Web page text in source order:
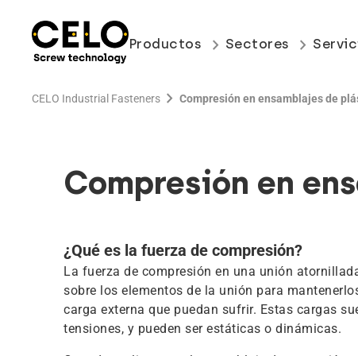
Productos keyboard_arrow_right Sectores keyboard_arrow_right
CELO Industrial Fasteners chevron_right Compresión en ensamblajes de
Compresión en
¿Qué es la fuerza de compresión?
La fuerza de compresión en una unión
sobre los elementos de la unión para
carga externa que puedan sufrir. Estas cargas
tensiones, y pueden ser estáticas o dinámicas.